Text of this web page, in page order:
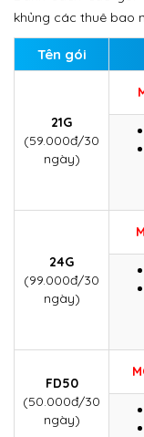
khủng các thuê bao
Tên gói
21G
(59.000đ/30
ngày)
24G
(99.000đ/30
ngày)
FD50
(50.000đ/30
ngày)